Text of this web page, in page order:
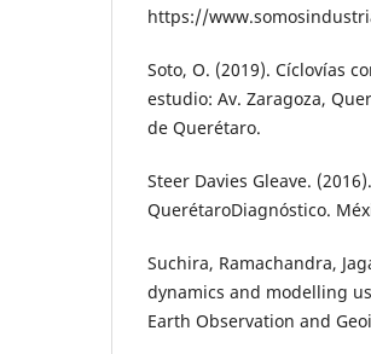
https://
Soto, O. (2019). Cíclovías
estudio: Av. Zaragoza,
de Querétaro.
Steer Davies Gleave.
Querétaro­Diagnóstico.
Suchira, Ramachandra,
dynamics and model­ling
Earth Observation and